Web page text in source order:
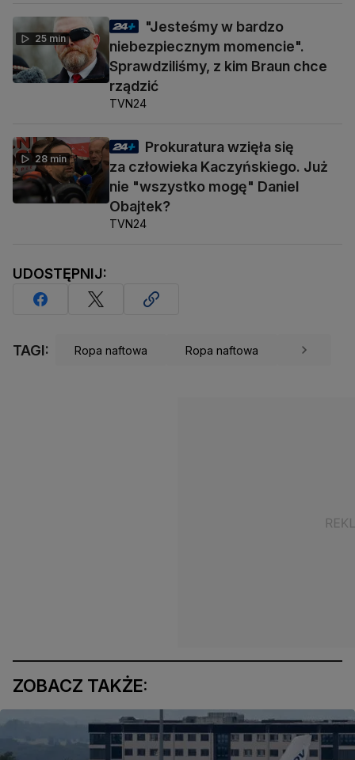
25 min
"Jesteśmy w bardzo
niebezpiecznym momencie".
Sprawdziliśmy, z kim Braun chce
rządzić
TVN24
28 min
Prokuratura wzięła się
za człowieka Kaczyńskiego. Już
nie "wszystko mogę" Daniel
Obajtek?
TVN24
UDOSTĘPNIJ:
TAGI: Ropa naftowa Ropa naftowa
ZOBACZ TAKŻE: